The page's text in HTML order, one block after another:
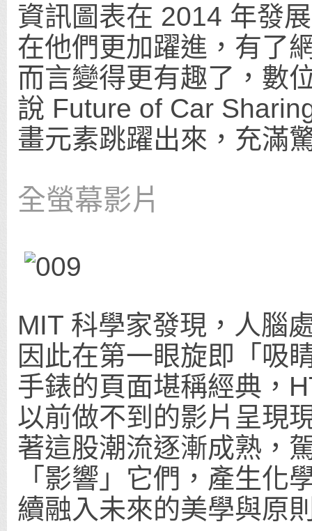
資訊圖表在 2014 年發
在他們更加躍進，有了
而言變得更有趣了，數
說 Future of Car
畫元素跳躍出來，充滿
全螢幕影片
MIT 科學家發現，人腦
因此在第一眼旋即「吸
手錶的頁面堪稱經典，
以前做不到的影片呈現
著這股潮流逐漸成熟，
「影響」它們，產生化
續融入未來的美學與原